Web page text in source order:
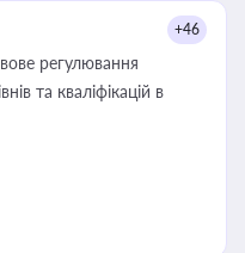
+46
регулювання
та кваліфікацій в